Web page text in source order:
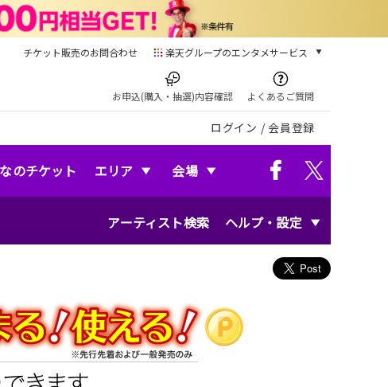
チケット販売のお問合わせ 楽天グループのエンタメサービス
本/ゲーム/CD/DVD
楽天ブックス
電子書籍
楽天Kobo
音楽配信
Rakuten PLAY
無料テレビ
お申込(購入・抽選)内容確認 よくあるご質問
ログイン / 会員登録
のチケット エリア 会場
アーティスト検索 ヘルプ・設定